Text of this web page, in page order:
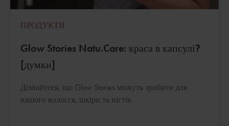
ПРОДУКТИ
Glow Stories Natu.Care: краса в капсулі?
[думки]
Дізнайтеся, що Glow Stories можуть зробити для
вашого волосся, шкіри та нігтів.